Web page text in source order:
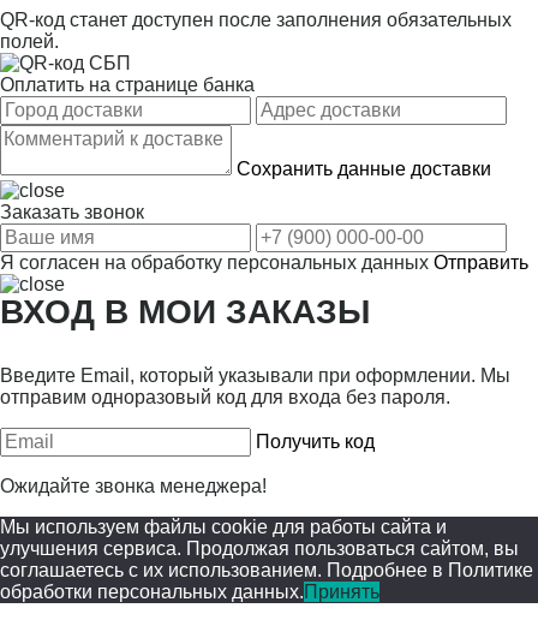
QR-код станет доступен после заполнения обязательных
полей.
Оплатить на странице банка
Сохранить данные доставки
Заказать звонок
Я согласен на обработку персональных данных Отправить
ВХОД В МОИ ЗАКАЗЫ
Введите Email, который указывали при оформлении. Мы
отправим одноразовый код для входа без пароля.
Получить код
Ожидайте звонка менеджера!
Мы используем файлы cookie для работы сайта и
улучшения сервиса. Продолжая пользоваться сайтом, вы
соглашаетесь с их использованием. Подробнее в Политике
обработки персональных данных.Принять